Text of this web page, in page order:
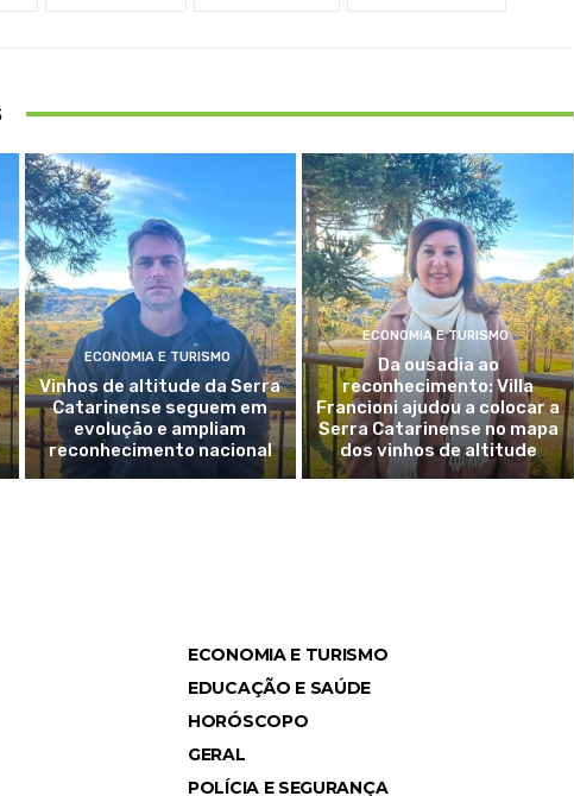
ECONOMIA E TURISMO
Vinhos de altitude da Serra
Catarinense seguem em
evolução e ampliam
reconhecimento nacional
ECONOMIA E TURISMO
Da ousadia ao
reconhecimento: Villa
Francioni ajudou a colocar a
Serra Catarinense no mapa
dos vinhos de altitude
ECONOMIA E TURISMO
EDUCAÇÃO E SAÚDE
HORÓSCOPO
GERAL
POLÍCIA E SEGURANÇA